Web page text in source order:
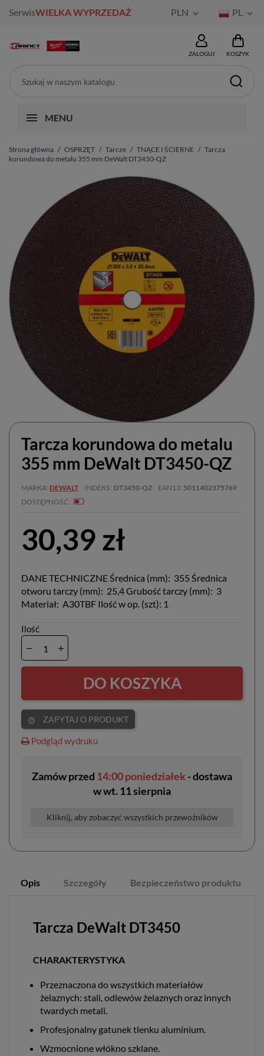
SerwisWIELKA WYPRZEDAŻ PLN  PL 
ZALOGUJ KOSZYK
MENU
Strona główna OSPRZĘT Tarcze TNĄCE I ŚCIERNE
Tarcza
korundowa do metalu 355 mm DeWalt DT3450-QZ
Tarcza korundowa do metalu
355 mm DeWalt DT3450-QZ
MARKA DEWALT INDEKS DT3450-QZ EAN13 5011402375769
DOSTĘPNOŚĆ
30,39 zł
DANE TECHNICZNE Średnica (mm): 355 Średnica
otworu tarczy (mm): 25,4 Grubość tarczy (mm): 3
Materiał: A30TBF Ilość w op. (szt): 1
Ilość
DO KOSZYKA
help_outline ZAPYTAJ O PRODUKT
Podgląd wydruku
Zamów przed 14:00 poniedziałek - dostawa
wwt. 11 sierpnia
Kliknij, aby zobaczyć wszystkich przewoźników
Opis Szczegóły Bezpieczeństwo produktu
Tarcza DeWalt DT3450
CHARAKTERYSTYKA
Przeznaczona do wszystkich materiałów
żelaznych: stali, odlewów żelaznych oraz innych
twardych metali.
Profesjonalny gatunek tlenku aluminium.
Wzmocnione włókno szklane.